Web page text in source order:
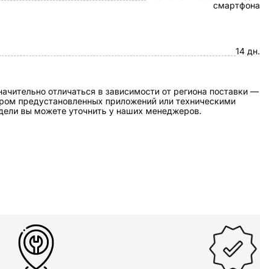
смартфона
14 дн.
отличаться в зависимости от региона поставки —
предустановленных приложений или техническими
вы можете уточнить у наших менеджеров.